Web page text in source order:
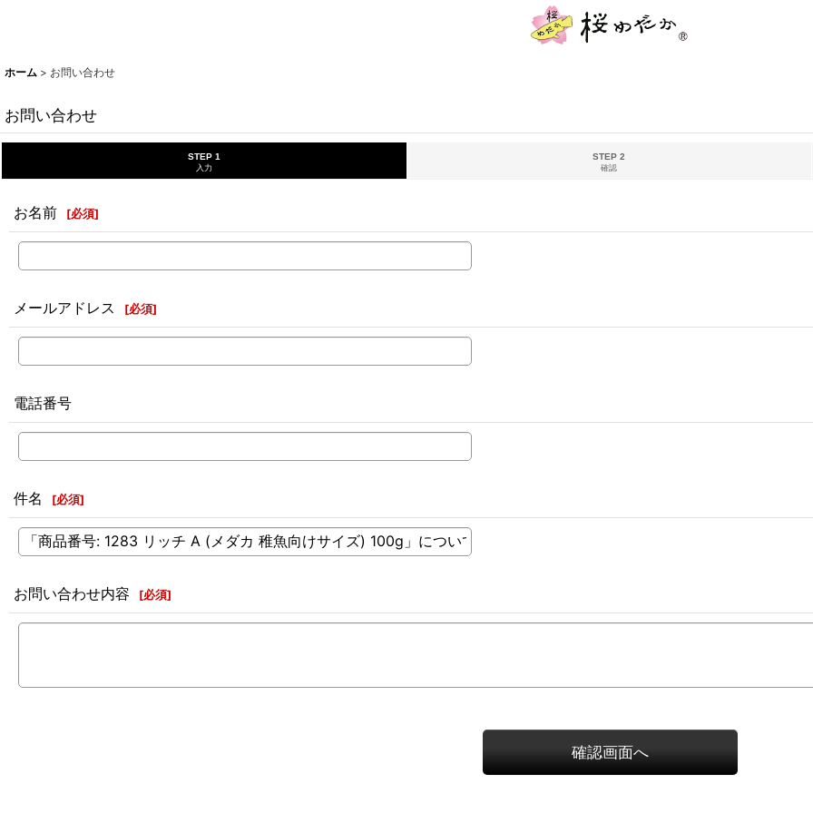
ホーム > お問い合わせ
お問い合わせ
STEP 1
入力
STEP 2
確認
お名前 [必須]
メールアドレス [必須]
電話番号
件名 [必須]
お問い合わせ内容 [必須]
確認画面へ